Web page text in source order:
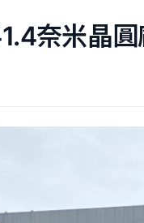
奈米晶